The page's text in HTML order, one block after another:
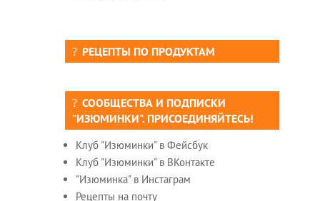
РЕЦЕПТЫ ПО ПРОДУКТАМ
СООБЩЕСТВА И ПОДПИСКИ
"ИЗЮМИНКИ". ПРИСОЕДИНЯЙТЕСЬ!
Клуб "Изюминки" в Фейсбук
Клуб "Изюминки" в ВКонтакте
"Изюминка" в Инстаграм
Рецепты на почту